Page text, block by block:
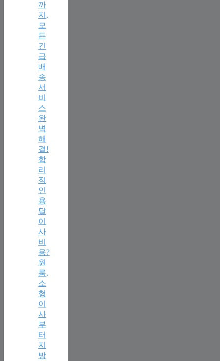
까
지,
모
든
긴
급
배
송
서
비
스
완
벽
해
결!
합
리
적
인
용
달
이
사
비
용?
원
룸,
소
형
이
사
부
터
지
방